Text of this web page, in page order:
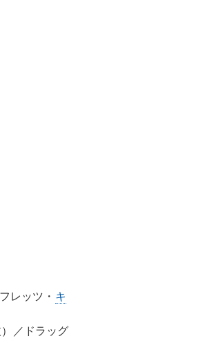
ッツ・ キ
／ドラッグ